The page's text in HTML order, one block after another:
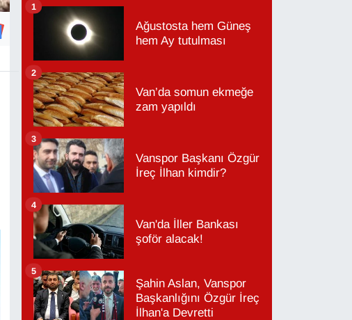
Ağustosta hem Güneş
hem Ay tutulması
1
Van’da somun ekmeğe
zam yapıldı
2
Vanspor Başkanı Özgür
İreç İlhan kimdir?
3
Van'da İller Bankası
şoför alacak!
4
Şahin Aslan, Vanspor
Başkanlığını Özgür İreç
İlhan'a Devretti
5